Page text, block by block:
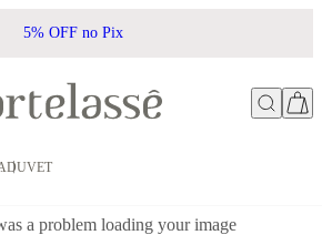
5% OFF no Pix
DUVET
a problem loading your image